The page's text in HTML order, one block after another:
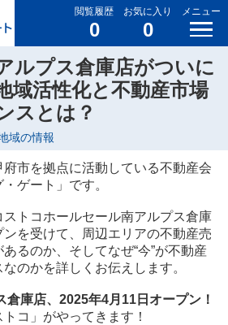
閲覧履歴
0
お気に入り
0
メニュー
ルプス倉庫店がついに
域活性化と不動産市場
スとは？
域の情報
市を拠点に活動している不動産会
ゲート」です。
トコホールセール南アルプス倉庫
を受けて、周辺エリアの不動産売
るのか、そしてなぜ“今”が不動産
のかを詳しくお伝えします。
庫店、2025年4月11日オープン！
コ」がやってきます！